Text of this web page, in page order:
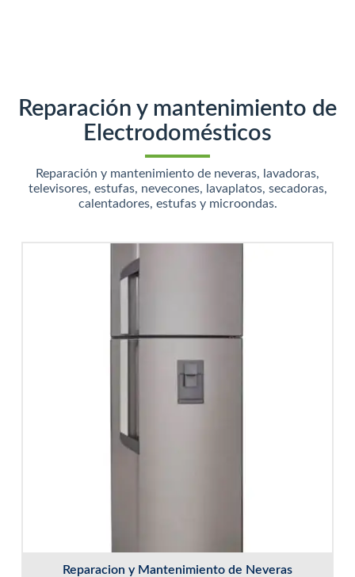
Reparación y mantenimiento de
Electrodomésticos
Reparación y mantenimiento de neveras, lavadoras,
televisores, estufas, nevecones, lavaplatos, secadoras,
calentadores, estufas y microondas.
Reparacion y Mantenimiento de Neveras